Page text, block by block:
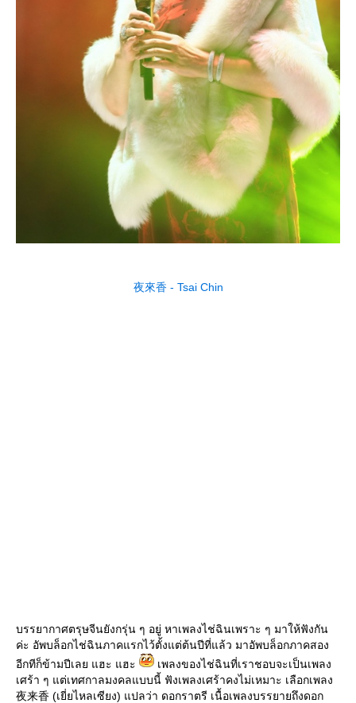
夜來香 - Tsai Chin
บรรยากาศตรุษจีนยังกรุ่น ๆ อยู่ หาเพลงไช่ฉินเพราะ ๆ มาให้ฟังกัน
ค่ะ อัพบล็อกไช่ฉินภาคแรกไว้ตั้งแต่ต้นปีที่แล้ว มาอัพบล็อกภาคสอง
อีกทีก็ข้ามปีเลย แฮะ แฮะ
เพลงของไช่ฉินที่เราชอบจะเป็นเพลง
เศร้า ๆ แต่เทศกาลมงคลแบบนี้ ฟังเพลงเศร้าคงไม่เหมาะ เลือกเพลง
夜来香 (เยี่ยไหลเซียง) แปลว่า ดอกราตรี เนื้อเพลงบรรยายถึงดอก